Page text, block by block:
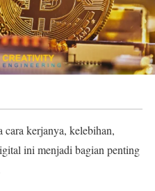
cara kerjanya, kelebihan,
ini menjadi bagian penting